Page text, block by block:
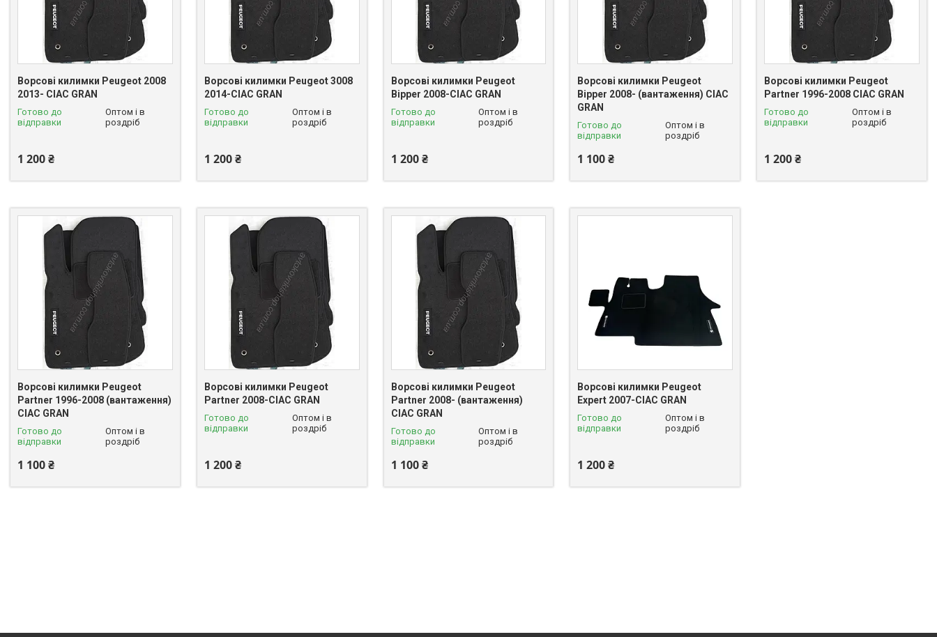
Ворсові килимки Peugeot 2008
2013- CIAC GRAN
Готово до
відправки
Оптом і в
роздріб
1 200 ₴
Ворсові килимки Peugeot 3008
2014-CIAC GRAN
Готово до
відправки
Оптом і в
роздріб
1 200 ₴
Ворсові килимки Peugeot
Bipper 2008-CIAC GRAN
Готово до
відправки
Оптом і в
роздріб
1 200 ₴
Ворсові килимки Peugeot
Bipper 2008- (вантаження) CIAC
GRAN
Готово до
відправки
Оптом і в
роздріб
1 100 ₴
Ворсові килимки Peugeot
Partner 1996-2008 CIAC GRAN
Готово до
відправки
Оптом і в
роздріб
1 200 ₴
Ворсові килимки Peugeot
Partner 1996-2008 (вантаження)
CIAC GRAN
Готово до
відправки
Оптом і в
роздріб
1 100 ₴
Ворсові килимки Peugeot
Partner 2008-CIAC GRAN
Готово до
відправки
Оптом і в
роздріб
1 200 ₴
Ворсові килимки Peugeot
Partner 2008- (вантаження)
CIAC GRAN
Готово до
відправки
Оптом і в
роздріб
1 100 ₴
Ворсові килимки Peugeot
Expert 2007-CIAC GRAN
Готово до
відправки
Оптом і в
роздріб
1 200 ₴